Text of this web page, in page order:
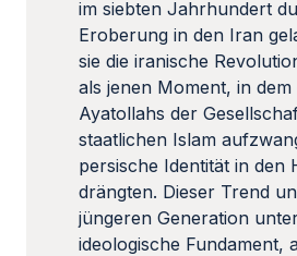
im siebten Jahrhundert
Eroberung in den Iran
sie die iranische
als jenen Moment, in dem
Ayatollahs der
staatlichen Islam
persische Identität in den
drängten. Dieser Trend
jüngeren Generation
ideologische Fundament,